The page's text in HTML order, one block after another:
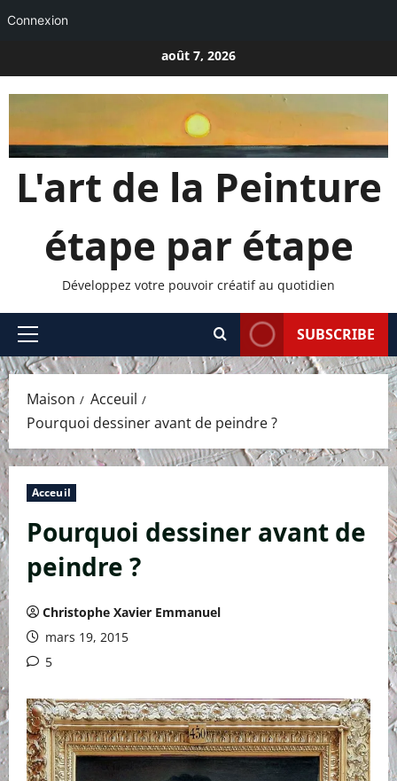
Connexion
au
contenu
août 7, 2026
L'art de la Peinture
étape par étape
Développez votre pouvoir créatif au quotidien
Menu
principal
SUBSCRIBE
Maison
Acceuil
Pourquoi dessiner avant de peindre ?
Acceuil
Pourquoi dessiner avant de
peindre ?
Christophe Xavier Emmanuel
mars 19, 2015
5